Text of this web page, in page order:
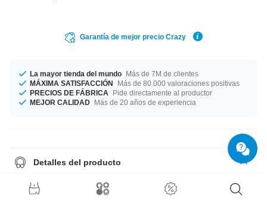
Garantía de mejor precio Crazy
La mayor tienda del mundo Más de 7M de clientes
MÁXIMA SATISFACCIÓN
Más de 80.000 valoraciones positivas
PRECIOS DE FÁBRICA
Pide directamente al productor
MEJOR CALIDAD Más de 20 años de experiencia
Detalles del producto
tenemos un montón de piedras de diferentes colores. (Por ejemplo
aurora boreal y esmeralda). ¡Este producto collejo es lo que necesitabas